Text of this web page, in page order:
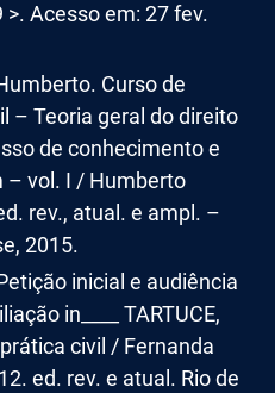
Acesso em: 27 fev.
Curso de
– Teoria geral do direito
de conhecimento e
– vol. I / Humberto
rev., atual. e ampl. –
2015.
inicial e audiência
in____ TARTUCE,
civil / Fernanda
ed. rev. e atual. Rio de